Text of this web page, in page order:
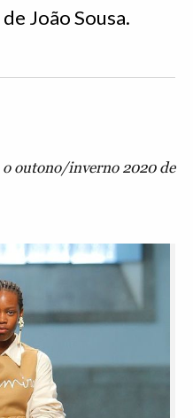
João Sousa.
o outono/inverno 2020 de